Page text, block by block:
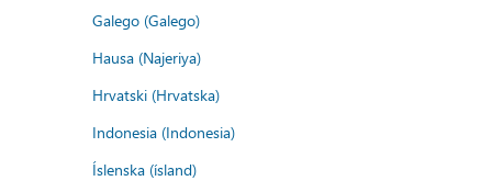
Galego (Galego)
Hausa (Najeriya)
Hrvatski (Hrvatska)
Indonesia (Indonesia)
Íslenska (ísland)